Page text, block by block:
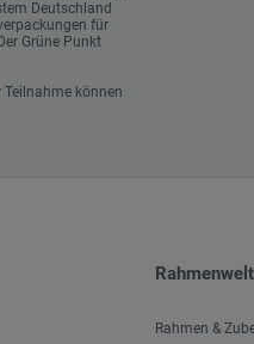
Deutschland
für
Grüne Punkt
können
Rahmenwelt
Rahmen &